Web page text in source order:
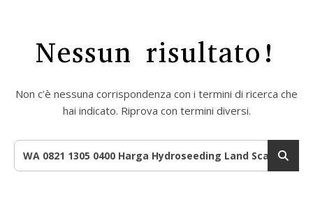
Nessun risultato!
Non c’è nessuna corrispondenza con i termini di ricerca che
hai indicato. Riprova con termini diversi.